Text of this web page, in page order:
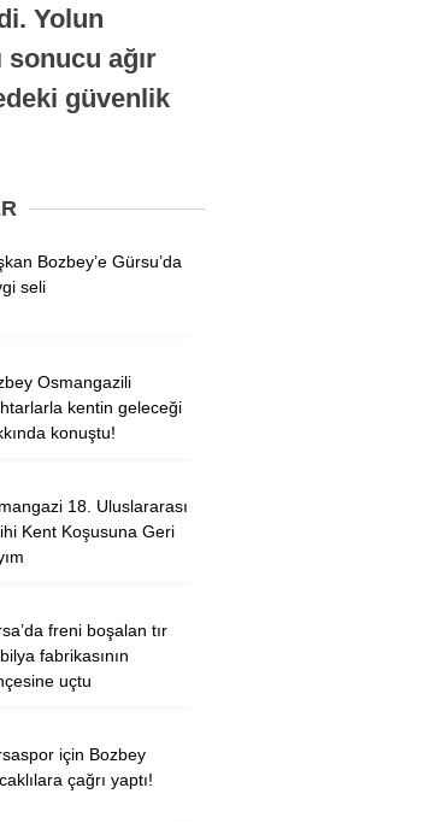
Yolun
sonucu ağır
güvenlik
Bozbey’e Gürsu’da
seli
Osmangazili
kentin geleceği
konuştu!
18. Uluslararası
Kent Koşusuna Geri
freni boşalan tır
fabrikasının
uçtu
için Bozbey
çağrı yaptı!